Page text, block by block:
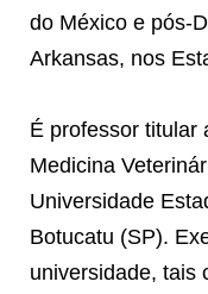
do México e pós-
Arkansas, nos
É professor titular
Medicina
Universidade
Botucatu (SP).
universidade, tais